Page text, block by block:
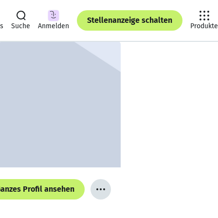
Suche Anmelden
Stellenanzeige schalten
Produkte
Profil ansehen